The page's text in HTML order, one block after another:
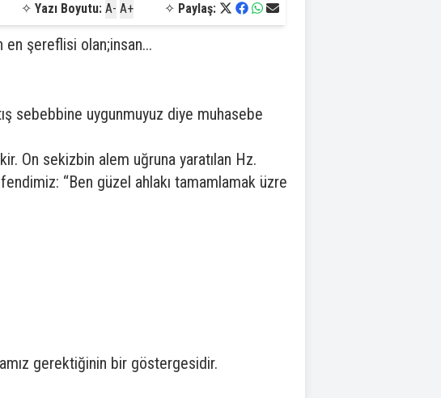
✧Yazı Boyutu: A- A+ ✧ Paylaş:
en şereflisi olan;insan...
sebebbine uygunmuyuz diye muhasebe
On sekizbin alem uğruna yaratılan Hz.
“Ben güzel ahlakı tamamlamak üzre
gerektiğinin bir göstergesidir.